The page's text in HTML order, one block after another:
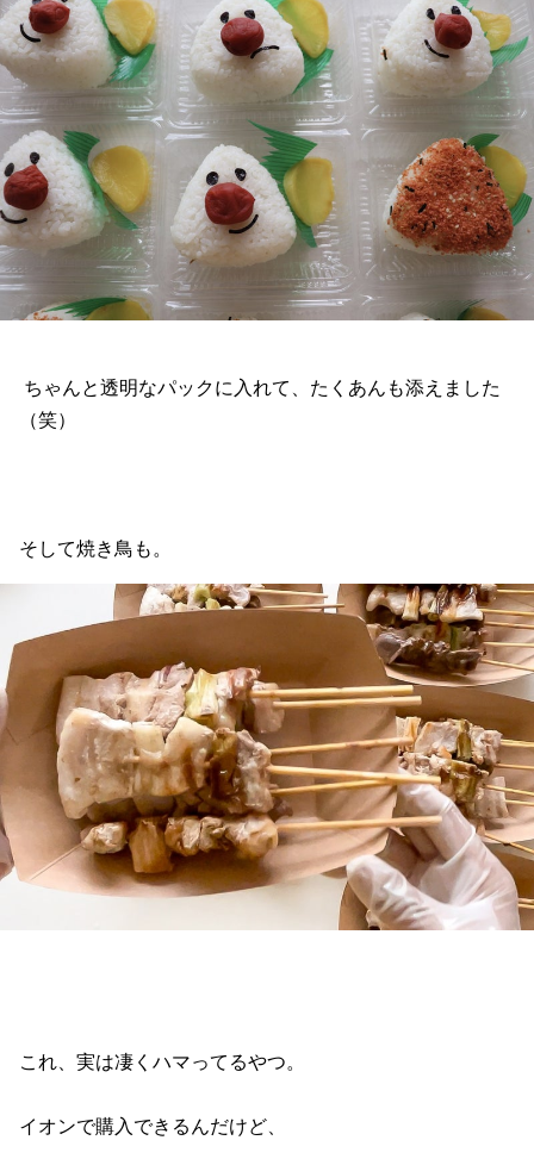
ちゃんと透明なパックに入れて、たくあんも添えました
（笑）
そして焼き鳥も。
これ、実は凄くハマってるやつ。
イオンで購入できるんだけど、